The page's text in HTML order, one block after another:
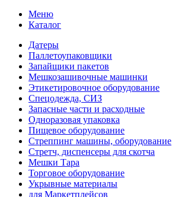
Меню
Каталог
Датеры
Паллетоупаковщики
Запайщики пакетов
Мешкозашивочные машинки
Этикетировочное оборудование
Спецодежда, СИЗ
Запасные части и расходные
Одноразовая упаковка
Пищевое оборудование
Стреппинг машины, оборудование
Стретч, диспенсеры для скотча
Мешки Тара
Торговое оборудование
Укрывные материалы
для Маркетплейсов